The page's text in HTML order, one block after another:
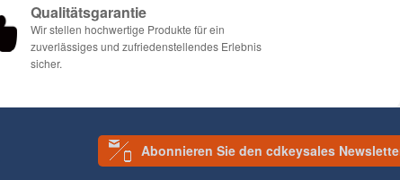
Qualitätsgarantie
Wir stellen hochwertige Produkte für ein
zuverlässiges und zufriedenstellendes Erlebnis
sicher.
Abonnieren Sie den cdkeysales